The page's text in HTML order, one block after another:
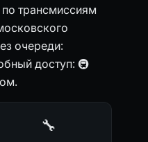
трансмиссиям
очереди:
доступ: 🚇
🔧